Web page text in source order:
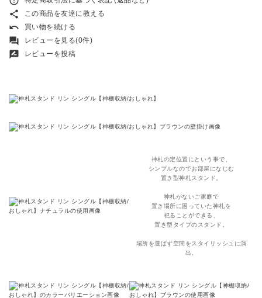
share この商品を友達に教える
undo 買い物を続ける
forum レビューを見る(0件)
rate_review レビューを投稿
神札の定位置にという事で、
シンプルなのでお部屋になじむ
置き型神札スタンド。
神札がないご家庭で
置き場所に困っていた神札を
祀ることができる、
置き型タイプのスタンド。
場所を選ばず空間をスタイリッシュに演
出。